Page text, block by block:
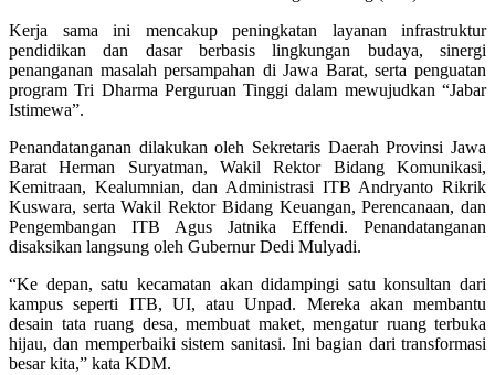
Kerja sama ini mencakup peningkatan layanan infrastruktur
pendidikan dan dasar berbasis lingkungan budaya, sinergi
penanganan masalah persampahan di Jawa Barat, serta penguatan
program Tri Dharma Perguruan Tinggi dalam mewujudkan “Jabar
Istimewa”.
Penandatanganan dilakukan oleh Sekretaris Daerah Provinsi Jawa
Barat Herman Suryatman, Wakil Rektor Bidang Komunikasi,
Kemitraan, Kealumnian, dan Administrasi ITB Andryanto Rikrik
Kuswara, serta Wakil Rektor Bidang Keuangan, Perencanaan, dan
Pengembangan ITB Agus Jatnika Effendi. Penandatanganan
disaksikan langsung oleh Gubernur Dedi Mulyadi.
“Ke depan, satu kecamatan akan didampingi satu konsultan dari
kampus seperti ITB, UI, atau Unpad. Mereka akan membantu
desain tata ruang desa, membuat maket, mengatur ruang terbuka
hijau, dan memperbaiki sistem sanitasi. Ini bagian dari transformasi
besar kita,” kata KDM.